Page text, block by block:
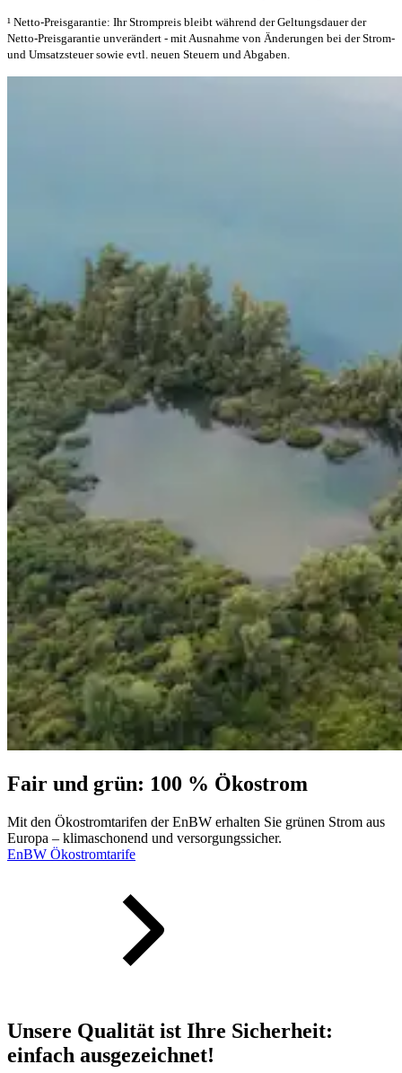
¹ Netto-Preisgarantie: Ihr Strompreis bleibt während der Geltungsdauer der
Netto-Preisgarantie unverändert - mit Ausnahme von Änderungen bei der Strom-
und Umsatzsteuer sowie evtl. neuen Steuern und Abgaben.
Fair und grün: 100 % Ökostrom
Mit den Ökostromtarifen der EnBW erhalten Sie grünen Strom aus
Europa – klimaschonend und versorgungs­sicher.
EnBW Ökostromtarife
Unsere Qualität ist Ihre Sicherheit:
einfach ausgezeichnet!